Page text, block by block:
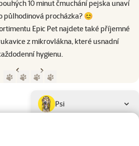
10 minut čmuchání pejska unaví
půlhodinová procházka? 😊
Epic Pet najdete také příjemné
z mikrovlákna, které usnadní
hygienu.
Předchozí stranaNásledující strana
Podkategorie
Psi